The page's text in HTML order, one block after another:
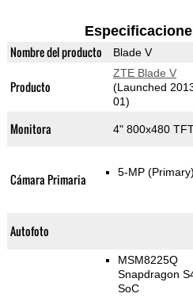
Nombre del producto Blade V
Producto
ZTE Blade V
(Launched
01)
Monitora 4" 800x480
Cámara Primaria 5-MP (Primary)
Autofoto
MSM8225Q
Snapdragon
SoC